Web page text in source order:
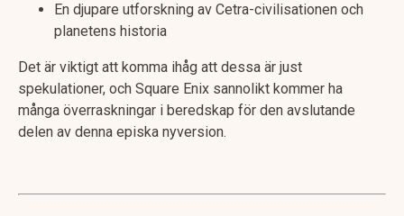
En djupare utforskning av Cetra-civilisationen och
planetens historia
Det är viktigt att komma ihåg att dessa är just
spekulationer, och Square Enix sannolikt kommer ha
många överraskningar i beredskap för den avslutande
delen av denna episka nyversion.